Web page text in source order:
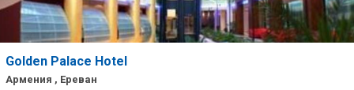
Golden Palace Hotel
Армения , Ереван